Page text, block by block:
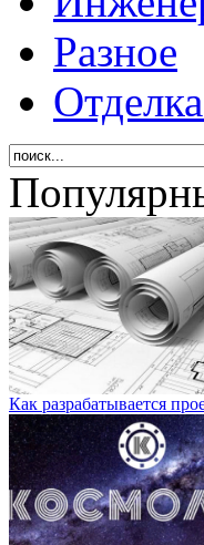
Разное
Как разрабатывается